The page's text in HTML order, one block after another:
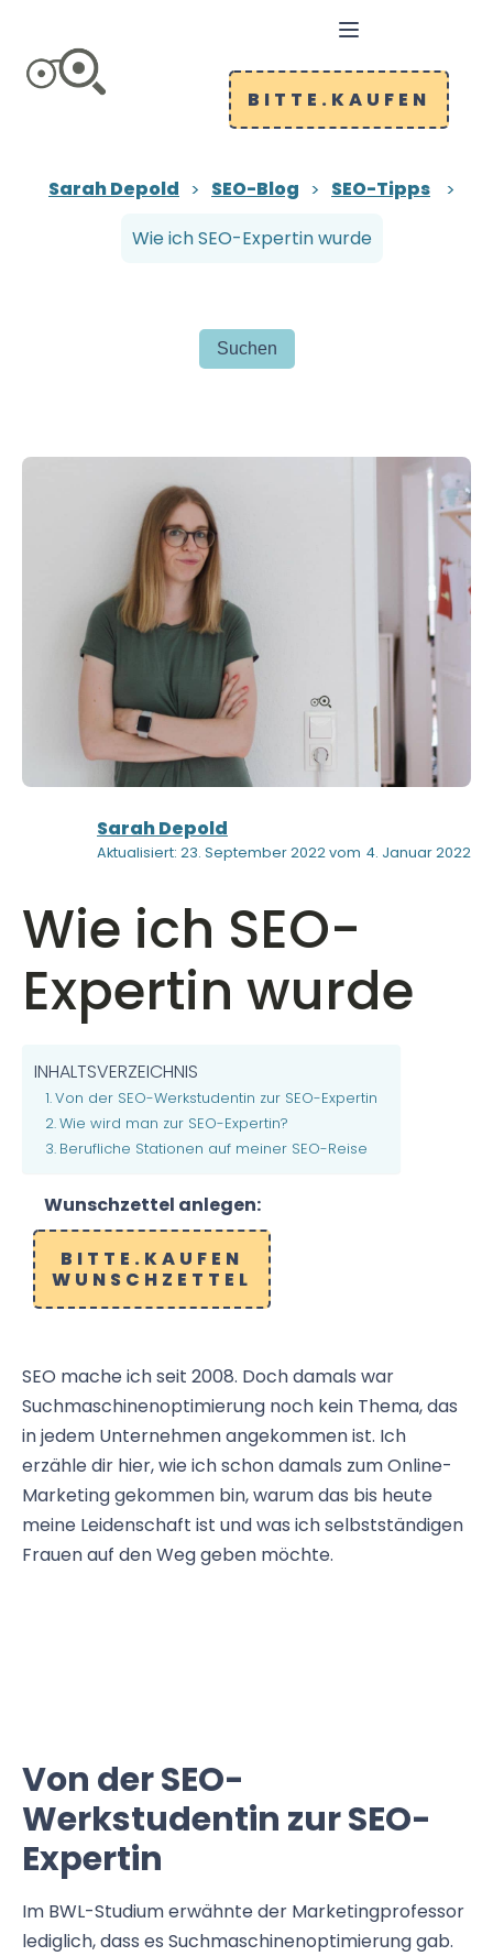
BITTE.KAUFEN
Sarah Depold SEO-Blog
SEO-Tipps
Wie ich SEO-Expertin wurde
Sarah Depold
Aktualisiert: 23. September 2022 vom 4. Januar 2022
Wie ich SEO-
Expertin wurde
INHALTSVERZEICHNIS
Von der SEO-Werkstudentin zur SEO-Expertin
Wie wird man zur SEO-Expertin?
Berufliche Stationen auf meiner SEO-Reise
Wunschzettel anlegen:
BITTE.KAUFEN
WUNSCHZETTEL
SEO mache ich seit 2008. Doch damals war
Suchmaschinenoptimierung noch kein Thema, das
in jedem Unternehmen angekommen ist. Ich
erzähle dir hier, wie ich schon damals zum Online-
Marketing gekommen bin, warum das bis heute
meine Leidenschaft ist und was ich selbstständigen
Frauen auf den Weg geben möchte.
Von der SEO-
Werkstudentin zur SEO-
Expertin
Im BWL-Studium erwähnte der Marketingprofessor
lediglich, dass es Suchmaschinenoptimierung gab.